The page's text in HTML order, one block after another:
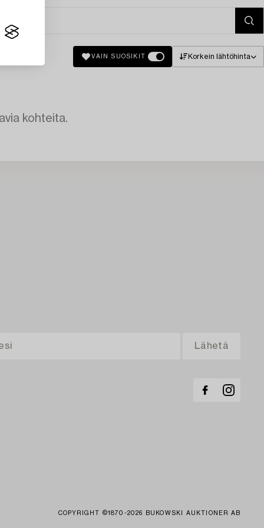
VAIN SUOSIKIT Korkein lähtöhinta
kohteita.
COPYRIGHT ©1870-2026 BUKOWSKI AUKTIONER AB